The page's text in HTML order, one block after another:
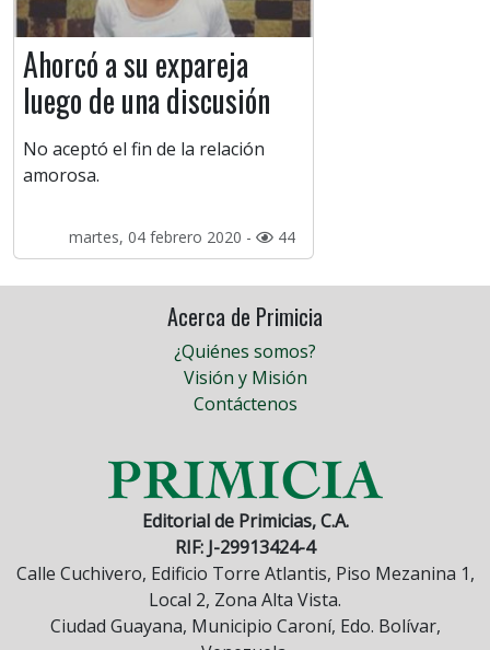
Ahorcó a su expareja
luego de una discusión
No aceptó el fin de la relación
amorosa.
martes, 04 febrero 2020 - 44
Acerca de Primicia
¿Quiénes somos?
Visión y Misión
Contáctenos
Editorial de Primicias, C.A.
RIF: J-29913424-4
Calle Cuchivero, Edificio Torre Atlantis, Piso Mezanina 1,
Local 2, Zona Alta Vista.
Ciudad Guayana, Municipio Caroní, Edo. Bolívar,